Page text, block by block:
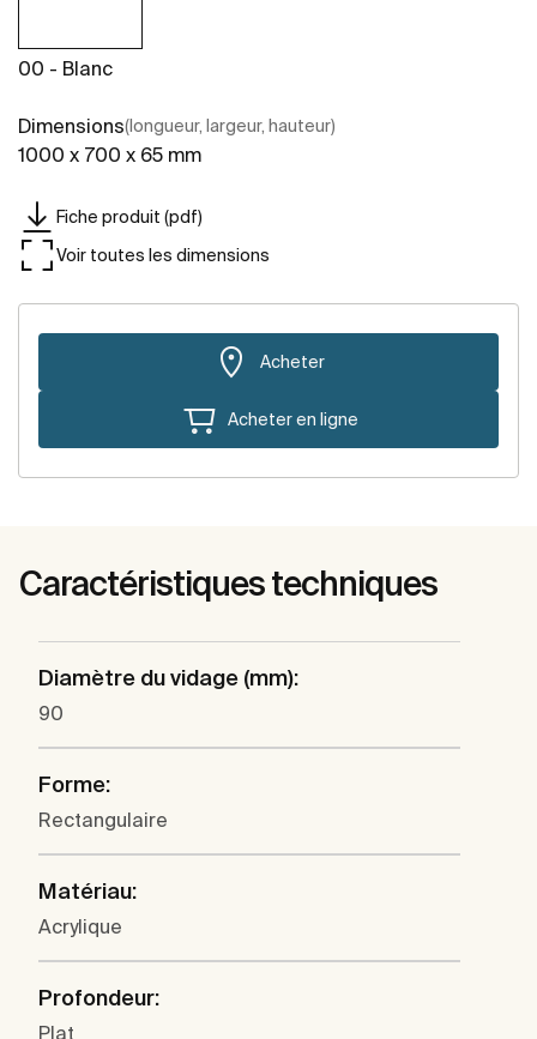
00 - Blanc
Dimensions(longueur, largeur, hauteur)
1000 x 700 x 65 mm
Fiche produit (pdf)
Voir toutes les dimensions
Acheter
Acheter en ligne
Caractéristiques techniques
Diamètre du vidage (mm):
90
Forme:
Rectangulaire
Matériau:
Acrylique
Profondeur:
Plat